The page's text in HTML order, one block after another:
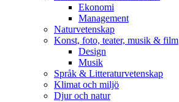
Ekonomi
Management
Naturvetenskap
Konst, foto, teater, musik & film
Design
Musik
Språk & Litteraturvetenskap
Klimat och miljö
Djur och natur